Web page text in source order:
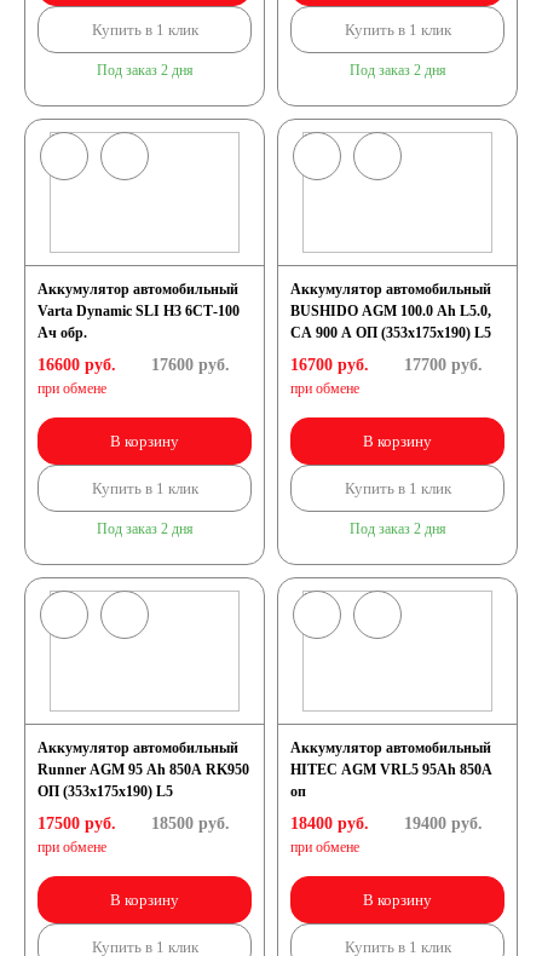
Промышленные
аккумуляторы
Подъёмники,
систем связи
Аккумуляторы для
аварийного
охранно-пожарных
Аккумуляторы для
Купить в 1 клик
Под заказ 2 дня
Купить в 1 клик
Под заказ 2 дня
Аккумулятор автомобильный
Varta Dynamic SLI H3 6СТ-100
Ач обр.
16600 руб.
при обмене
17600руб.
В корзину
Купить в 1 клик
Под заказ 2 дня
Аккумулятор автомобильный
BUSHIDO AGM 100.0 Ah L5.0,
CA 900 A ОП (353x175х190) L5
16700 руб.
при обмене
17700руб.
В корзину
Купить в 1 клик
Под заказ 2 дня
Аккумулятор автомобильный
Runner AGM 95 Ah 850A RK950
ОП (353х175х190) L5
17500 руб.
при обмене
18500руб.
В корзину
Купить в 1 клик
Аккумулятор автомобильный
HITEC AGM VRL5 95Ah 850A
оп
18400 руб.
при обмене
19400руб.
В корзину
Купить в 1 клик